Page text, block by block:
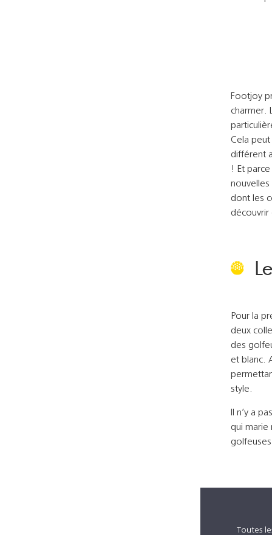
Footjoy
charmer.
Cela
différent
! Et
nouvelles
dont les
découvrir
Pour la
deux
des
et blanc.
style.
Il n’y a
qui marie
Toutes